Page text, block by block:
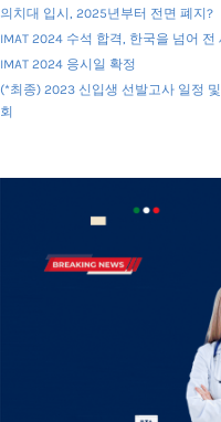
의치대 입시, 2025년부터 전면 폐지?
IMAT 2024 수석 합격, 한국을 넘어 전
IMAT 2024 응시일 확정
(*최종) 2023 신입생 선발고사 일정
회